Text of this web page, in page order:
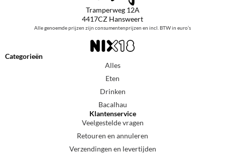
Tramperweg 12A
4417CZ Hansweert
Alle genoemde prijzen zijn consumentenprijzen en incl. BTW in euro’s
Categorieën
Alles
Eten
Drinken
Bacalhau
Klantenservice
Veelgestelde vragen
Retouren en annuleren
Verzendingen en levertijden